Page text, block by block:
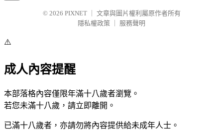
© 2026 PIXNET
文章與圖片權利屬原作者所有
隱私權政策
服務聲明
⚠️
成人內容提醒
本部落格內容僅限年滿十八歲者瀏覽。
若您未滿十八歲，請立即離開。
已滿十八歲者，亦請勿將內容提供給未成年人士。